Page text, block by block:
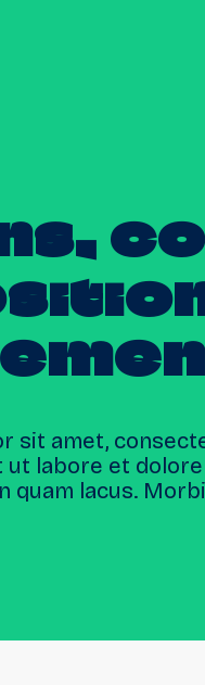
sit amet,
labore et dolore
quam lacus.